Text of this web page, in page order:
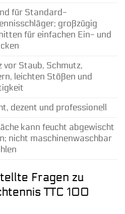
für Standard-
großzügig
für einfachen Ein- und
vor Staub, Schmutz,
leichten Stößen und
dezent und professionell
kann feucht abgewischt
nicht maschinenwaschbar
Fragen zu
TTC 100